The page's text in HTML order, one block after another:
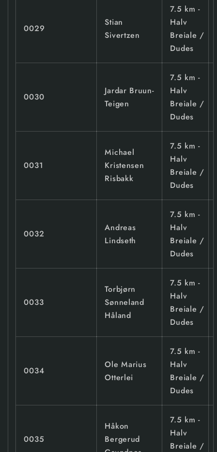
0029
Stian
Sivertzen
7.5 km -
Halv
Breiale /
Dudes
0030
Jardar Bruun-
Teigen
7.5 km -
Halv
Breiale /
Dudes
0031
Michael
Kristensen
Risbakk
7.5 km -
Halv
Breiale /
Dudes
0032
Andreas
Lindseth
7.5 km -
Halv
Breiale /
Dudes
0033
Torbjørn
Sønneland
Håland
7.5 km -
Halv
Breiale /
Dudes
0034
Ole Marius
Otterlei
7.5 km -
Halv
Breiale /
Dudes
0035
Håkon
Bergerud
7.5 km -
Halv
Breiale /